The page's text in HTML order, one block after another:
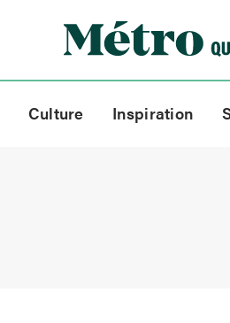
Culture Inspiration